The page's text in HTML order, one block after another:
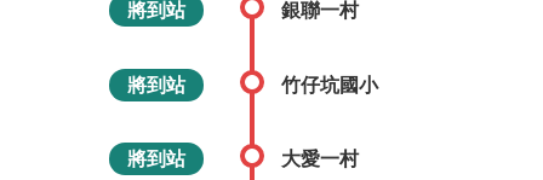
將到站 銀聯一村
將到站 竹仔坑國小
將到站 大愛一村